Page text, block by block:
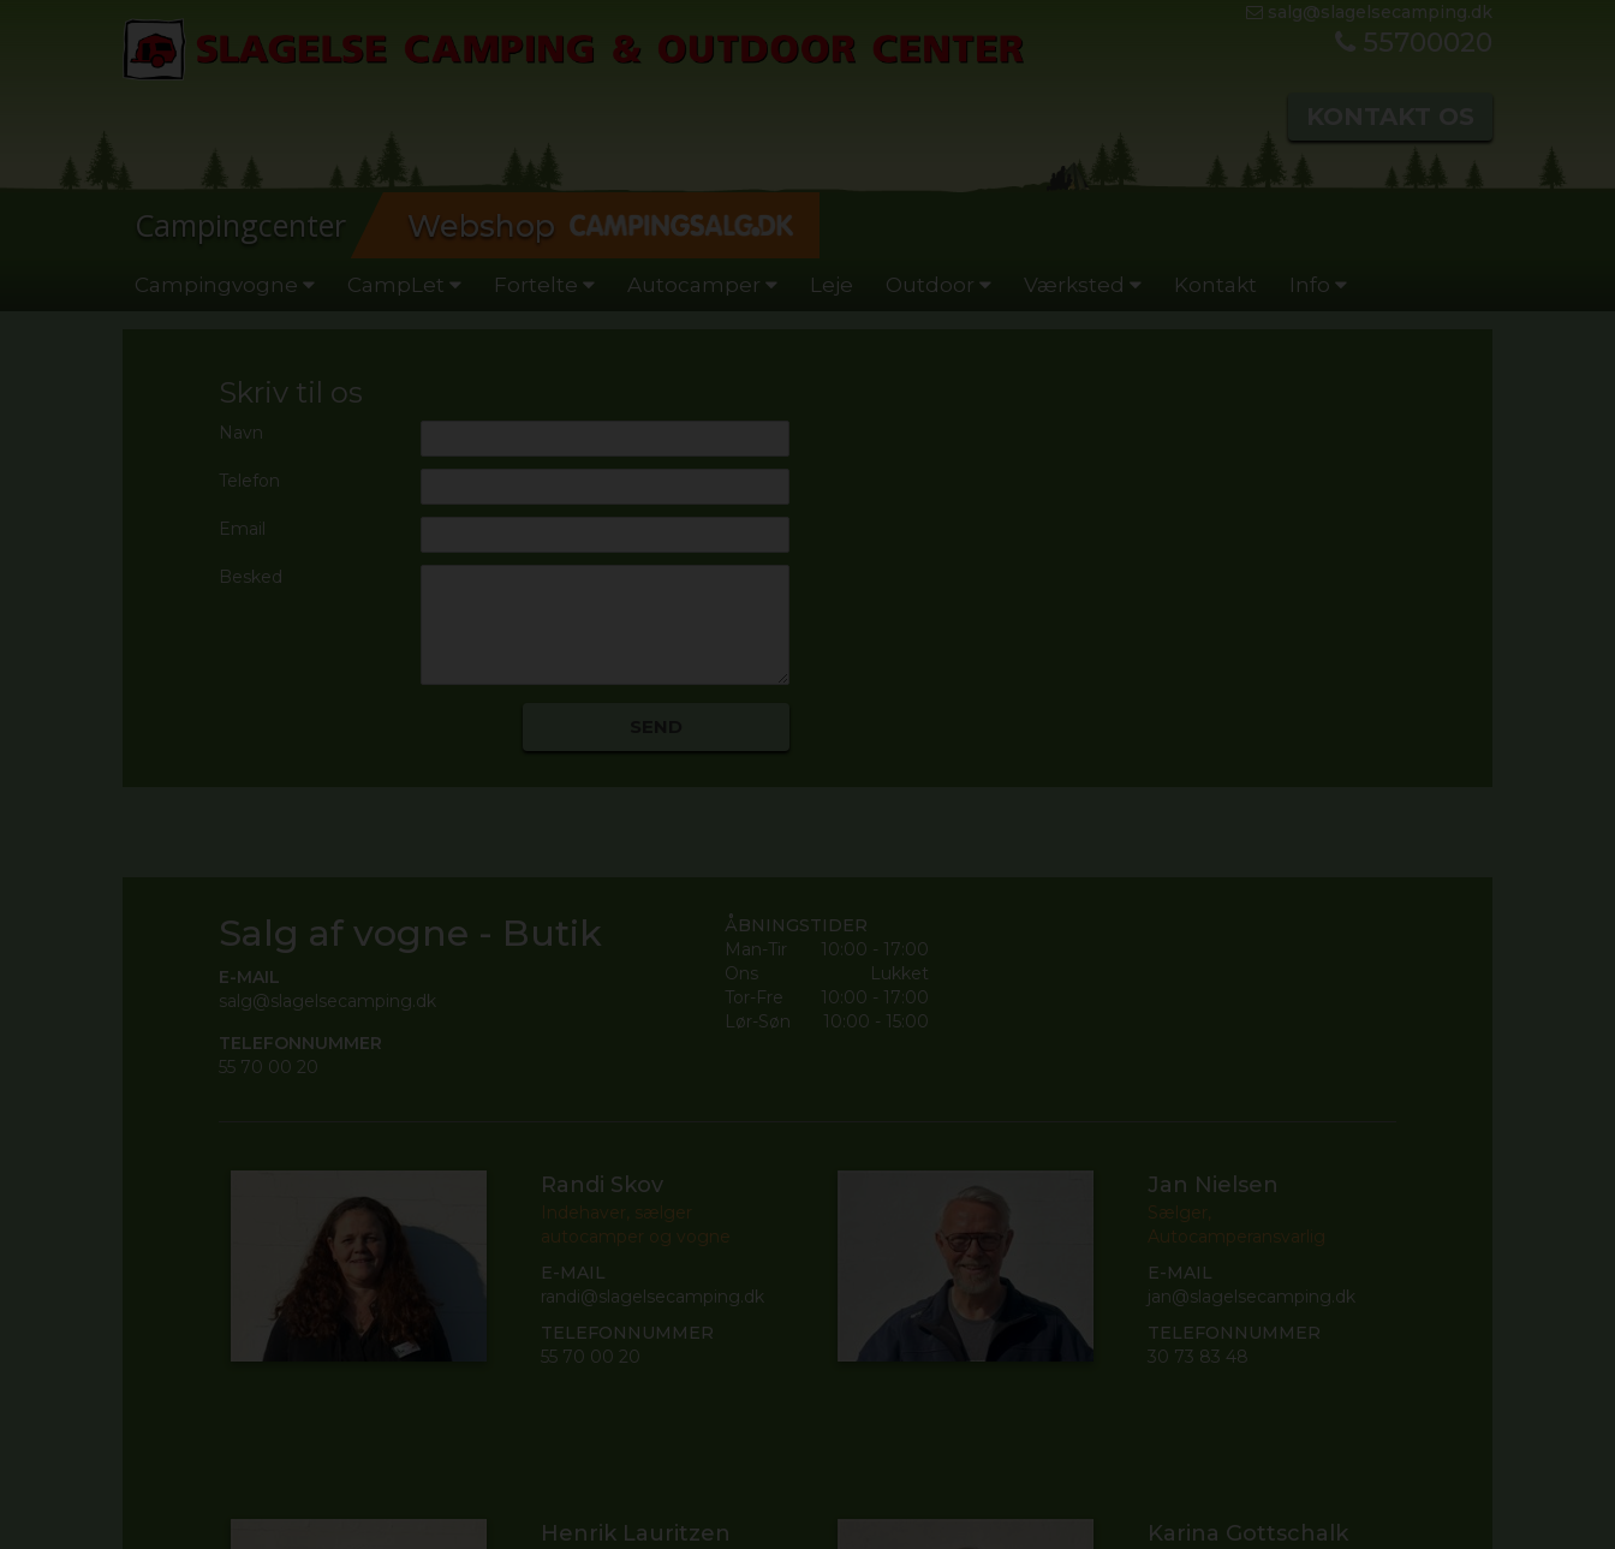
salg@slagelsecamping.dk
55700020
Campingcenter Webshop
Campingvogne CampLet Fortelte Autocamper Leje Outdoor Værksted Kontakt Info
Skriv til os
Navn
Telefon
Email
Besked
Salg af vogne - Butik
E-MAIL
salg@slagelsecamping.dk
TELEFONNUMMER
55 70 00 20
ÅBNINGSTIDER
Man-Tir
10:00 - 17:00
Ons
Lukket
Tor-Fre
10:00 - 17:00
Lør-Søn
10:00 - 15:00
Randi Skov
Indehaver, sælger
autocamper og vogne
E-MAIL
randi@slagelsecamping.dk
TELEFONNUMMER
55 70 00 20
Jan Nielsen
Sælger,
Autocamperansvarlig
E-MAIL
jan@slagelsecamping.dk
TELEFONNUMMER
30 73 83 48
Henrik Lauritzen Karina Gottschalk